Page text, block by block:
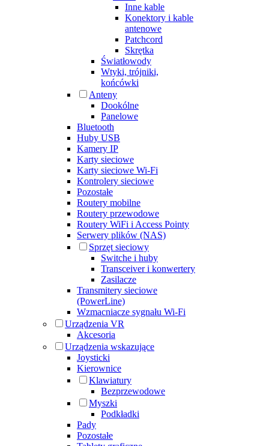
Inne kable
Konektory i kable
antenowe
Patchcord
Skrętka
Światłowody
Wtyki, trójniki,
końcówki
Anteny
Dookólne
Panelowe
Bluetooth
Huby USB
Kamery IP
Karty sieciowe
Karty sieciowe Wi-Fi
Kontrolery sieciowe
Pozostałe
Routery mobilne
Routery przewodowe
Routery WiFi i Access Pointy
Serwery plików (NAS)
Sprzęt sieciowy
Switche i huby
Transceiver i konwertery
Zasilacze
Transmitery sieciowe
(PowerLine)
Wzmacniacze sygnału Wi-Fi
Urządzenia VR
Akcesoria
Urządzenia wskazujące
Joysticki
Kierownice
Klawiatury
Bezprzewodowe
Myszki
Podkładki
Pady
Pozostałe